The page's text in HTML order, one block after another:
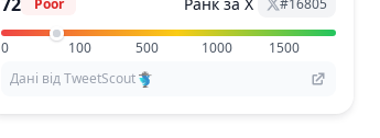
Poor #16805
0 100 500 1000
1500
Дані від TweetScout